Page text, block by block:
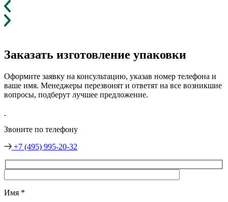
Заказать изготовление упаковки
Оформите заявку на консультацию, указав номер телефона и
ваше имя. Менеджеры перезвонят и ответят на все возникшие
вопросы, подберут лучшее предложение.
Звоните по телефону
+7 (495) 995-20-32
Имя *